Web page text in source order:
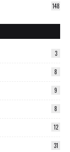
148
3
8
9
8
12
31